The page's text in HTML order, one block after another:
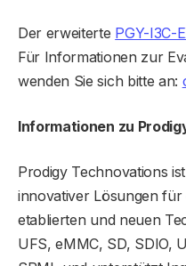
Der erweiterte PGY-I3C-
Für Informationen zur
wenden Sie sich bitte an:
Informationen zu
Prodigy Technovations
innovativer Lösungen
etablierten und neuen
UFS, eMMC, SD, SDIO,